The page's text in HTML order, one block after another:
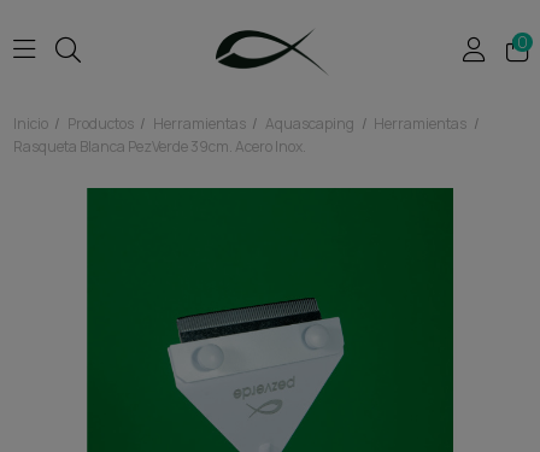
0
Inicio Productos Herramientas Aquascaping
Herramientas
Rasqueta Blanca PezVerde 39cm. Acero Inox.